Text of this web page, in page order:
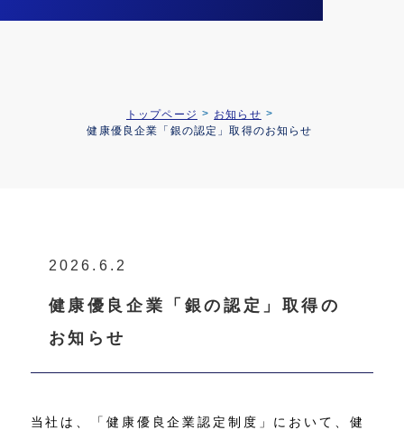
トップページ
お知らせ
健康優良企業「銀の認定」取得のお知らせ
2026.6.2
健康優良企業「銀の認定」取得の
お知らせ
当社は、「健康優良企業認定制度」において、健